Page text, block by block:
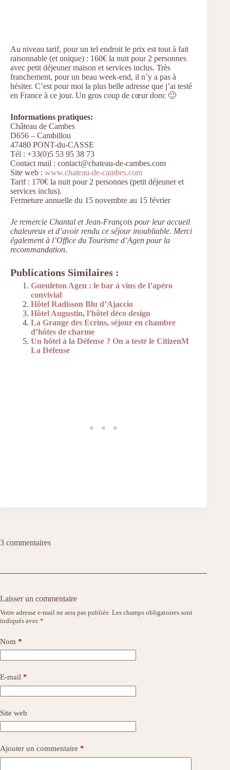
Au niveau tarif, pour un tel endroit le prix est tout à fait
raisonnable (et unique) : 160€ la nuit pour 2 personnes
avec petit déjeuner maison et services inclus. Très
franchement, pour un beau week-end, il n’y a pas à
hésiter. C’est pour moi la plus belle adresse que j’ai testé
en France à ce jour. Un gros coup de cœur donc 🙂
Informations pratiques:
Château de Cambes
D656 – Cambillou
47480 PONT-du-CASSE
Tél : +33(0)5 53 95 38 73
Contact mail : contact@chateau-de-cambes.com
Site web : www.chateau-de-cambes.com
Tarif : 170€ la nuit pour 2 personnes (petit déjeuner et
services inclus).
Fermeture annuelle du 15 novembre au 15 février
Je remercie Chantal et Jean-François pour leur accueil
chaleureux et d’avoir rendu ce séjour inoubliable. Merci
également à l’Office du Tourisme d’Agen pour la
recommandation.
Publications Similaires :
Gueuleton Agen : le bar à vins de l’apéro
convivial
Hôtel Radisson Blu d’Ajaccio
Hôtel Augustin, l’hôtel déco design
La Grange des Ecrins, séjour en chambre
d’hôtes de charme
Un hôtel à la Défense ? On a testé le CitizenM
La Défense
3 commentaires
Laisser un commentaire
Votre adresse e-mail ne sera pas publiée. Les champs obligatoires sont
indiqués avec *
Nom *
E-mail *
Site web
Ajouter un commentaire *